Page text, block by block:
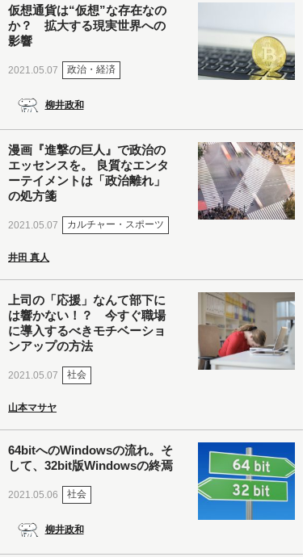
仮想通貨は“仮想”な存在なの
か？ 拡大する現実世界への
影響
2021.05.07 政治・経済
柳井政和
漫画『進撃の巨人』で政治の
エッセンスを。 良質なエンタ
ーテイメントは「政治離れ」
の処方箋
2021.05.07 カルチャー・スポーツ
井田 真人
上司の「応援」なんて部下に
は響かない！？ 今すぐ職場
に導入するべきモチベーショ
ンアップの方法
2021.05.07 社会
山本マサヤ
64bitへのWindowsの流れ。そ
して、32bit版Windowsの終焉
2021.05.06 社会
柳井政和